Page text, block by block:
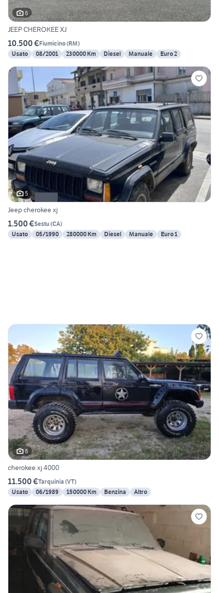
6
JEEP CHEROKEE XJ
10.500 €Fiumicino(RM)
Usato
08/2001 230000 Km Diesel Manuale Euro 2
5
Jeep cherokee xj
1.500 €Sestu(CA)
Usato
05/1990 280000 Km Diesel Manuale Euro 1
6
cherokee xj 4000
11.500 €Tarquinia (VT)
Usato
06/1989 150000 Km Benzina Altro